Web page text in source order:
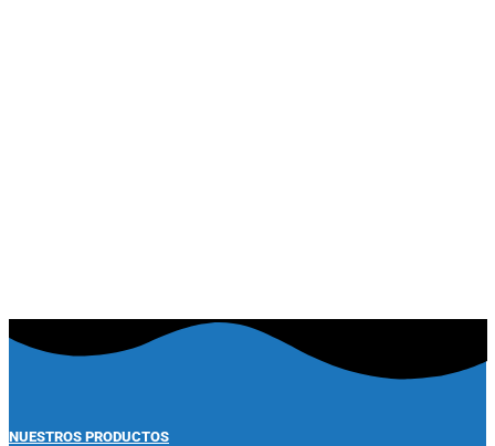
NUESTROS PRODUCTOS